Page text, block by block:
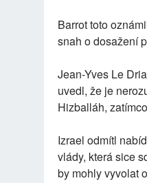
Barrot toto
snah o dosažení
Jean-Yves Le
uvedl, že je
Hizballáh,
Izrael odmítl
vlády, která sice
by mohly vyvolat